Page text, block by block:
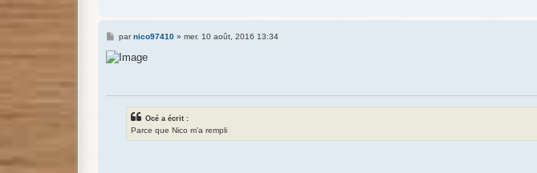
M
s
s
parnico97410» mer. 10 août, 2016 13:34
Océ a écrit :
Parce que Nico m’a rempli